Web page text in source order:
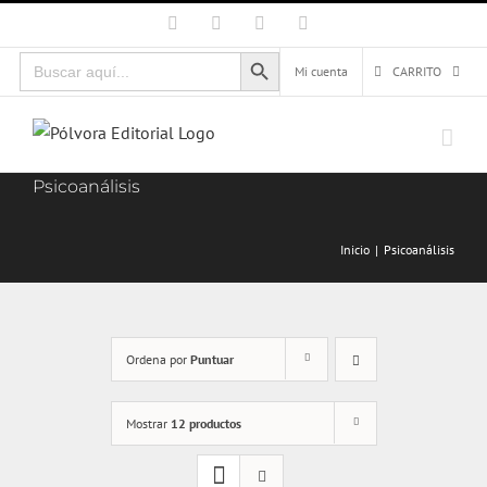
al
contenido
Facebook Instagram
Buscar:
Botón de búsqueda
Mi cuenta
CARRITO
Psicoanálisis
Inicio Psicoanálisis
Ordena por Puntuar
Mostrar 12 productos